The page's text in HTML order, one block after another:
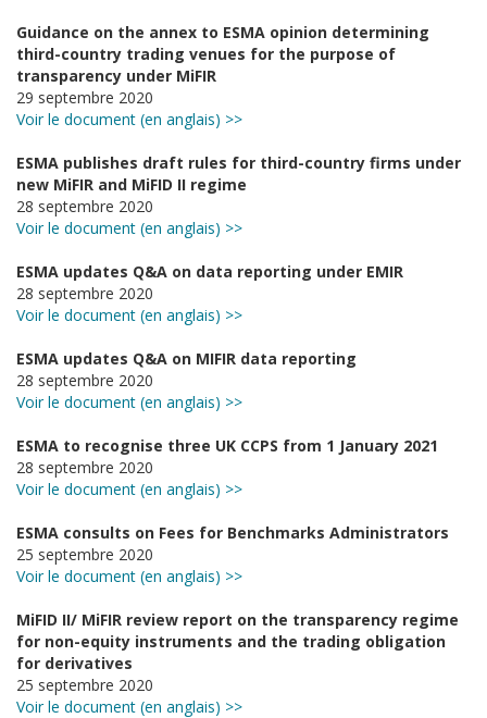
Guidance on the annex to ESMA opinion determining
third-country trading venues for the purpose of
transparency under MiFIR
29 septembre 2020
Voir le document (en anglais) >>
ESMA publishes draft rules for third-country firms under
new MiFIR and MiFID II regime
28 septembre 2020
Voir le document (en anglais) >>
ESMA updates Q&A on data reporting under EMIR
28 septembre 2020
Voir le document (en anglais) >>
ESMA updates Q&A on MIFIR data reporting
28 septembre 2020
Voir le document (en anglais) >>
ESMA to recognise three UK CCPS from 1 January 2021
28 septembre 2020
Voir le document (en anglais) >>
ESMA consults on Fees for Benchmarks Administrators
25 septembre 2020
Voir le document (en anglais) >>
MiFID II/ MiFIR review report on the transparency regime
for non-equity instruments and the trading obligation
for derivatives
25 septembre 2020
Voir le document (en anglais) >>